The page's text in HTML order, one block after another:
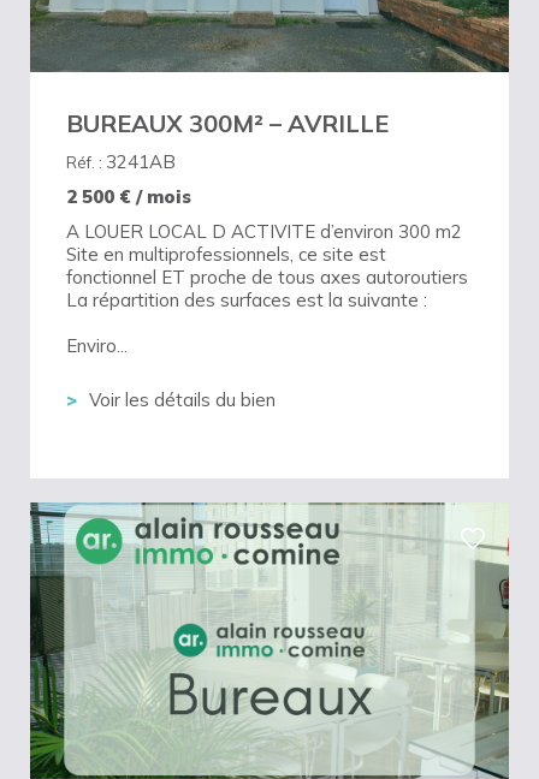
BUREAUX 300M² – AVRILLE
Réf. : 3241AB
2 500 € / mois
A LOUER LOCAL D ACTIVITE d’environ 300 m2
Site en multiprofessionnels, ce site est
fonctionnel ET proche de tous axes autoroutiers
La répartition des surfaces est la suivante :
Enviro...
Voir les détails du bien